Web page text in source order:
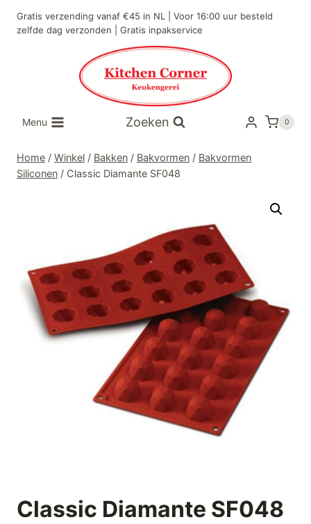
naar
Gratis verzending vanaf €45 in NL | Voor 16:00 uur besteld
zelfde dag verzonden | Gratis inpakservice
Menu Zoeken 0
Home / Winkel / Bakken / Bakvormen / Bakvormen
Siliconen / Classic Diamante SF048
Classic Diamante SF048